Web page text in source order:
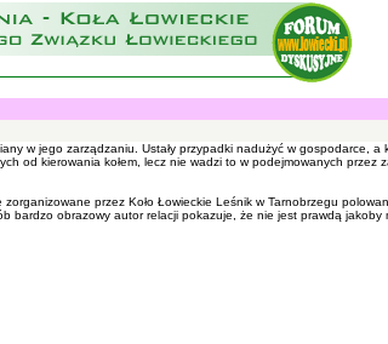
w jego zarządzaniu. Ustały przypadki nadużyć w
od kierowania kołem, lecz nie wadzi to w podejmowanych przez
przez Koło Łowieckie Leśnik w Tarnobrzegu
bardzo obrazowy autor relacji pokazuje, że nie jest prawdą